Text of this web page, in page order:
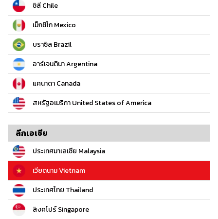
ชิลี Chile
เม็กซิโก Mexico
บราซิล Brazil
อาร์เจนตินา Argentina
แคนาดา Canada
สหรัฐอเมริกา United States of America
ลีกเอเชีย
ประเทศมาเลเซีย Malaysia
เวียดนาม Vietnam
ประเทศไทย Thailand
สิงคโปร์ Singapore